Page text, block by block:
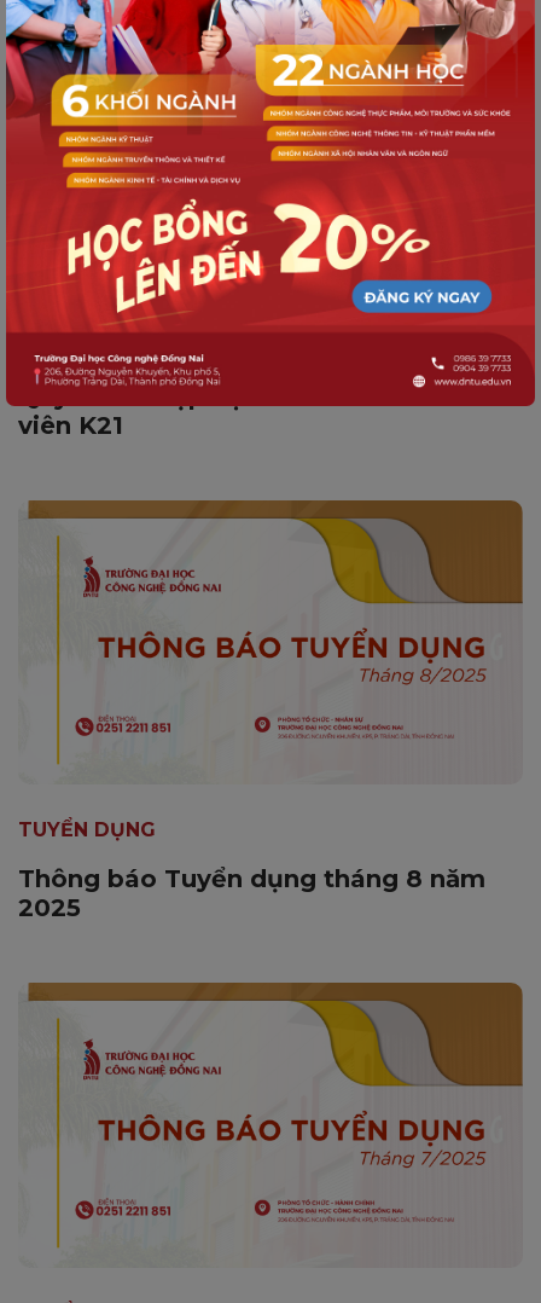
Quy trình nhập học dành cho Tân sinh
viên K21
TUYỂN DỤNG
Thông báo Tuyển dụng tháng 8 năm
2025